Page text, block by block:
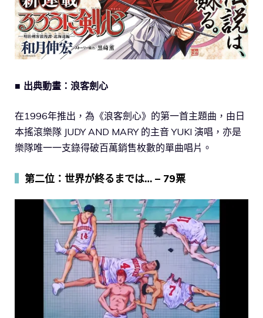
■ 出典動畫：浪客劍心
在1996年推出，為《浪客劍心》的第一首主題曲，由日
本搖滾樂隊 JUDY AND MARY 的主音 YUKI 演唱，亦是
樂隊唯一一支錄得破百萬銷售枚數的單曲唱片。
第二位：世界が終るまでは… – 79票